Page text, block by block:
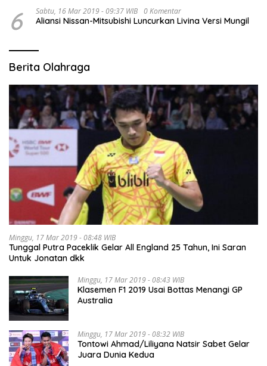
6 Sabtu, 16 Mar 2019 - 09:37 WIB 0 Komentar
Aliansi Nissan-Mitsubishi Luncurkan Livina Versi Mungil
Berita Olahraga
Minggu, 17 Mar 2019 - 08:48 WIB
Tunggal Putra Paceklik Gelar All England 25 Tahun, Ini Saran
Untuk Jonatan dkk
Minggu, 17 Mar 2019 - 08:43 WIB
Klasemen F1 2019 Usai Bottas Menangi GP
Australia
Minggu, 17 Mar 2019 - 08:32 WIB
Tontowi Ahmad/Liliyana Natsir Sabet Gelar
Juara Dunia Kedua